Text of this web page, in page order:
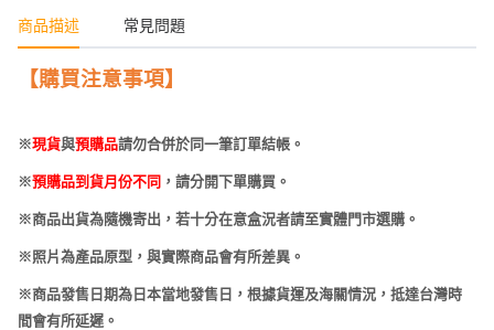
商品描述 常見問題
【購買注意事項】
※現貨與預購品請勿合併於同一筆訂單結帳。
※預購品到貨月份不同 ，請分開下單購買。
※商品出貨為隨機寄出，若十分在意盒況者請至實體門市選購。
※照片為產品原型，與實際商品會有所差異。
※商品發售日期為日本當地發售日，根據貨運及海關情況，抵達台灣時
間會有所延遲。